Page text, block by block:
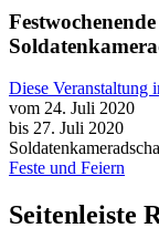
Diese Veranstaltung
vom 24. Juli 2020
bis 27. Juli 2020
Feste und Feiern
Seitenleiste